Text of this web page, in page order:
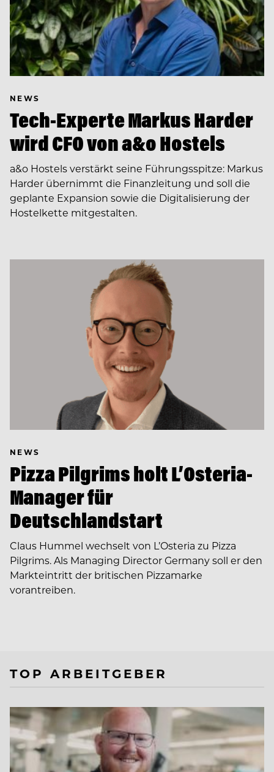
NEWS
Tech-Experte Markus Harder
wird CFO von a&o Hostels
a&o Hostels verstärkt seine Führungsspitze: Markus
Harder übernimmt die Finanzleitung und soll die
geplante Expansion sowie die Digitalisierung der
Hostelkette mitgestalten.
NEWS
Pizza Pilgrims holt L’Osteria-
Manager für
Deutschlandstart
Claus Hummel wechselt von L’Osteria zu Pizza
Pilgrims. Als Managing Director Germany soll er den
Markteintritt der britischen Pizzamarke
vorantreiben.
TOP ARBEITGEBER